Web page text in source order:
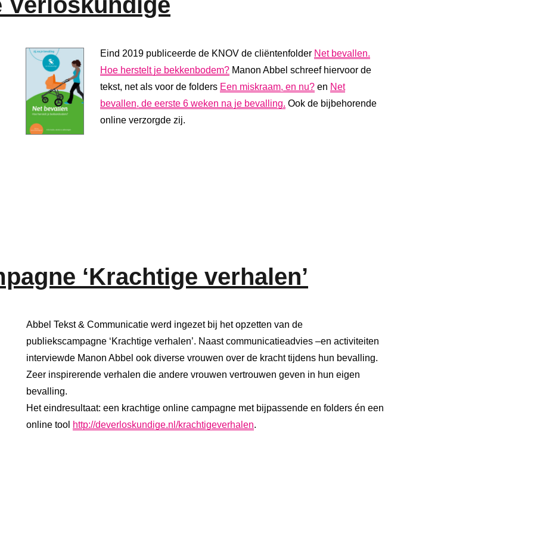
Eind 2019 publiceerde de KNOV de cliëntenfolder Net bevallen.
Hoe herstelt je bekkenbodem? Manon Abbel schreef hiervoor de
tekst, net als voor de folders Een miskraam, en nu? en Net
bevallen, de eerste 6 weken na je bevalling. Ook de bijbehorende
online verzorgde zij.
‘Krachtige verhalen’
Abbel Tekst & Communicatie werd ingezet bij het opzetten van de
publiekscampagne ‘Krachtige verhalen’. Naast communicatieadvies –en activiteiten
interviewde Manon Abbel ook diverse vrouwen over de kracht tijdens hun bevalling.
Zeer inspirerende verhalen die andere vrouwen vertrouwen geven in hun eigen
bevalling.
Het eindresultaat: een krachtige online campagne met bijpassende en folders én een
online tool http://deverloskundige.nl/krachtigeverhalen.